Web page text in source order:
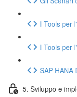
I Tools per
I Tools per
SAP HANA
5. Sviluppo e